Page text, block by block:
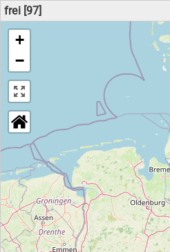
frei [97]
+
−